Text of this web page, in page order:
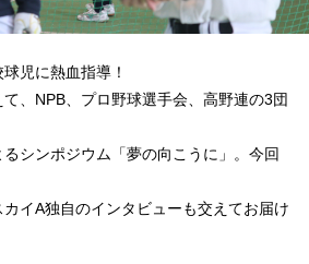
児に熱血指導！
、NPB、プロ野球選手会、高野連の3団
るシンポジウム「夢の向こうに」。今回
イA独自のインタビューも交えてお届け